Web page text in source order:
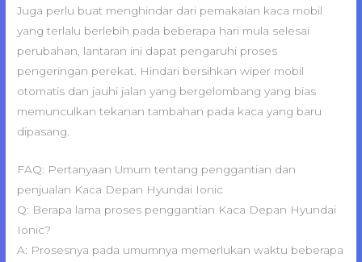
Juga perlu buat menghindar dari pemakaian kaca mobil
yang terlalu berlebih pada beberapa hari mula selesai
perubahan, lantaran ini dapat pengaruhi proses
pengeringan perekat. Hindari bersihkan wiper mobil
otomatis dan jauhi jalan yang bergelombang yang bias
memunculkan tekanan tambahan pada kaca yang baru
dipasang.
FAQ: Pertanyaan Umum tentang penggantian dan
penjualan Kaca Depan Hyundai Ionic
Q: Berapa lama proses penggantian Kaca Depan Hyundai
Ionic?
A: Prosesnya pada umumnya memerlukan waktu beberapa